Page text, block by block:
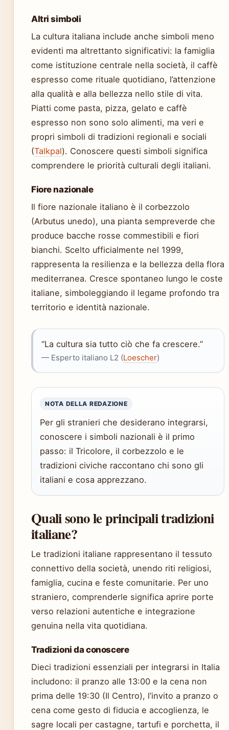
Altri simboli
La cultura italiana include anche simboli meno
evidenti ma altrettanto significativi: la famiglia
come istituzione centrale nella società, il caffè
espresso come rituale quotidiano, l’attenzione
alla qualità e alla bellezza nello stile di vita.
Piatti come pasta, pizza, gelato e caffè
espresso non sono solo alimenti, ma veri e
propri simboli di tradizioni regionali e sociali
(Talkpal). Conoscere questi simboli significa
comprendere le priorità culturali degli italiani.
Fiore nazionale
Il fiore nazionale italiano è il corbezzolo
(Arbutus unedo), una pianta sempreverde che
produce bacche rosse commestibili e fiori
bianchi. Scelto ufficialmente nel 1999,
rappresenta la resilienza e la bellezza della flora
mediterranea. Cresce spontaneo lungo le coste
italiane, simboleggiando il legame profondo tra
territorio e identità nazionale.
“La cultura sia tutto ciò che fa crescere.”
— Esperto italiano L2 (Loescher)
NOTA DELLA REDAZIONE
Per gli stranieri che desiderano integrarsi,
conoscere i simboli nazionali è il primo
passo: il Tricolore, il corbezzolo e le
tradizioni civiche raccontano chi sono gli
italiani e cosa apprezzano.
Quali sono le principali tradizioni
italiane?
Le tradizioni italiane rappresentano il tessuto
connettivo della società, unendo riti religiosi,
famiglia, cucina e feste comunitarie. Per uno
straniero, comprenderle significa aprire porte
verso relazioni autentiche e integrazione
genuina nella vita quotidiana.
Tradizioni da conoscere
Dieci tradizioni essenziali per integrarsi in Italia
includono: il pranzo alle 13:00 e la cena non
prima delle 19:30 (Il Centro), l’invito a pranzo o
cena come gesto di fiducia e accoglienza, le
sagre locali per castagne, tartufi e porchetta, il